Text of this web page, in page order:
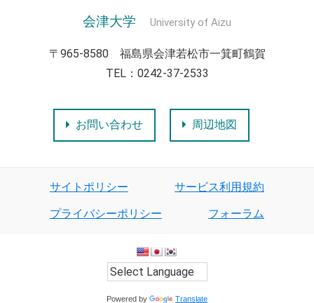
会津大学 University of Aizu
〒965-8580 福島県会津若松市一箕町鶴賀
TEL：0242-37-2533
お問い合わせ 周辺地図
サイトポリシー サービス利用規約
プライバシーポリシー フォーラム
Powered by Translate